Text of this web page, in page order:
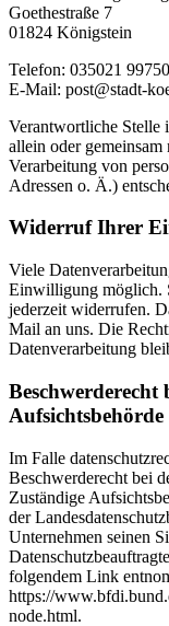
Goethestraße 7
01824 Königstein
Telefon: 035021 99750
E-Mail: post@stadt-
Verantwortliche Stelle
allein oder
Verarbeitung von
Adressen o. Ä.)
Widerruf Ihrer
Viele
Einwilligung möglich.
jederzeit widerrufen.
Mail an uns. Die
Datenverarbeitung
Beschwerderecht
Aufsichtsbehörde
Im Falle
Beschwerderecht bei
Zuständige
der
Unternehmen seinen
folgendem Link
https://
node.html.